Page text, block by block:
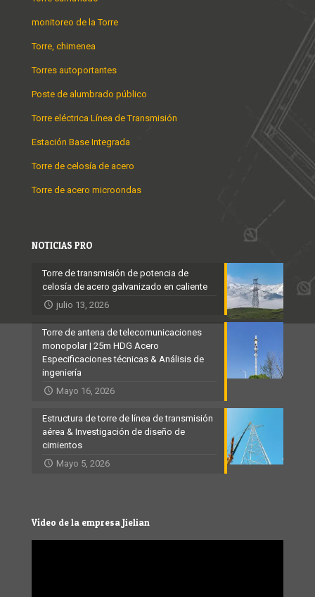
monitoreo de la Torre
Torre, chimenea
Torres autoportantes
Poste de alumbrado público
Torre eléctrica Línea de Transmisión
Estación Base Integrada
Torre de celosía de acero
Torre de acero microondas
NOTICIAS PRO
Torre de transmisión de potencia de
celosía de acero galvanizado en caliente
julio 13, 2026
Torre de antena de telecomunicaciones
monopolar | 25m HDG Acero
Especificaciones técnicas & Análisis de
ingeniería
Mayo 16, 2026
Estructura de torre de línea de transmisión
aérea & Investigación de diseño de
cimientos
Mayo 5, 2026
Vídeo de la empresa Jielian